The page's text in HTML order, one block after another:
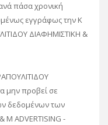
πάσα χρονική
εγγράφως την K
ΔΙΑΦΗΜΙΣΤΙΚΗ &
μην προβεί σε
δεδομένων των
ADVERTISING -